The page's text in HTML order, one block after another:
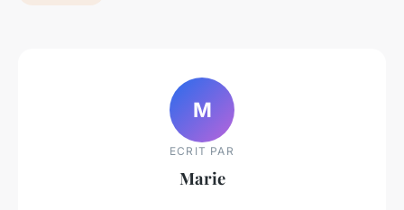
M
ECRIT PAR
Marie